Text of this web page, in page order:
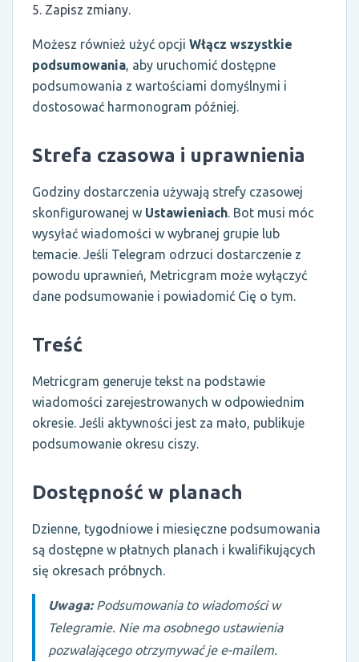
Zapisz zmiany.
Możesz również użyć opcji Włącz wszystkie
podsumowania, aby uruchomić dostępne
podsumowania z wartościami domyślnymi i
dostosować harmonogram później.
Strefa czasowa i uprawnienia
Godziny dostarczenia używają strefy czasowej
skonfigurowanej w Ustawieniach. Bot musi móc
wysyłać wiadomości w wybranej grupie lub
temacie. Jeśli Telegram odrzuci dostarczenie z
powodu uprawnień, Metricgram może wyłączyć
dane podsumowanie i powiadomić Cię o tym.
Treść
Metricgram generuje tekst na podstawie
wiadomości zarejestrowanych w odpowiednim
okresie. Jeśli aktywności jest za mało, publikuje
podsumowanie okresu ciszy.
Dostępność w planach
Dzienne, tygodniowe i miesięczne podsumowania
są dostępne w płatnych planach i kwalifikujących
się okresach próbnych.
Uwaga:Podsumowania to wiadomości w
Telegramie. Nie ma osobnego ustawienia
pozwalającego otrzymywać je e-mailem.